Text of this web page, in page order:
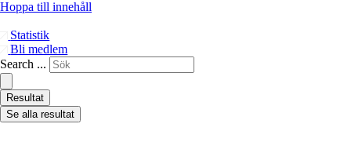
Hoppa till innehåll
Statistik
Bli medlem
Search ...
Resultat
Se alla resultat